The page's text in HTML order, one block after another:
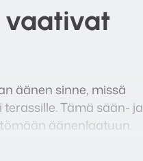
vaativat
äänen sinne, missä
Tämä sään- ja
äänenlaatuun.